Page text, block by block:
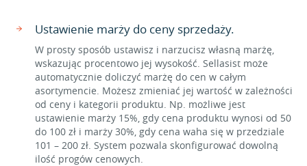
Ustawienie marży do ceny sprzedaży.
W prosty sposób ustawisz i narzucisz własną marżę,
wskazując procentowo jej wysokość. Sellasist może
automatycznie doliczyć marżę do cen w całym
asortymencie. Możesz zmieniać jej wartość w zależności
od ceny i kategorii produktu. Np. możliwe jest
ustawienie marży 15%, gdy cena produktu wynosi od 50
do 100 zł i marży 30%, gdy cena waha się w przedziale
101 – 200 zł. System pozwala skonfigurować dowolną
ilość progów cenowych.